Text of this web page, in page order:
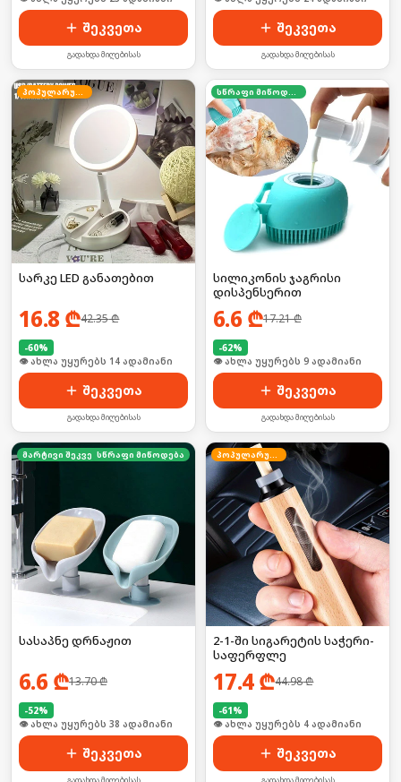
შეკვეთა
გადახდა მიღებისას
შეკვეთა
გადახდა მიღებისას
პოპულარული
სარკე LED განათებით
16.8 ₾42.35₾
-60%
🛒 ბოლო 24სთ-ში იყიდა 21-მა
შეკვეთა
გადახდა მიღებისას
სწრაფი მიწოდება
სილიკონის ჯაგრისი
დისპენსერით
6.6 ₾17.21₾
-62%
🛒 ბოლო 24სთ-ში იყიდა 11-მა
შეკვეთა
გადახდა მიღებისას
მარტივი შეკვეთასწრაფი მიწოდება
სასაპნე დრნაჟით
6.6 ₾13.70₾
-52%
🛒 ბოლო 24სთ-ში იყიდა 10-მა
შეკვეთა
პოპულარული
2-1-ში სიგარეტის საჭერი-
საფერფლე
17.4₾44.98₾
-61%
🛒 ბოლო 24სთ-ში იყიდა 2-მა
შეკვეთა